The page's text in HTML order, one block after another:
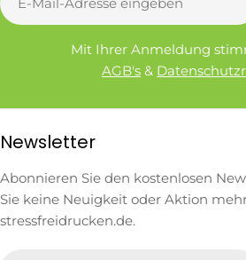
Mail
Mit Ihrer Anmeldung
AGB's &
Newsletter
Abonnieren Sie den kostenlosen
Sie keine Neuigkeit oder Aktion
stressfreidrucken.de.